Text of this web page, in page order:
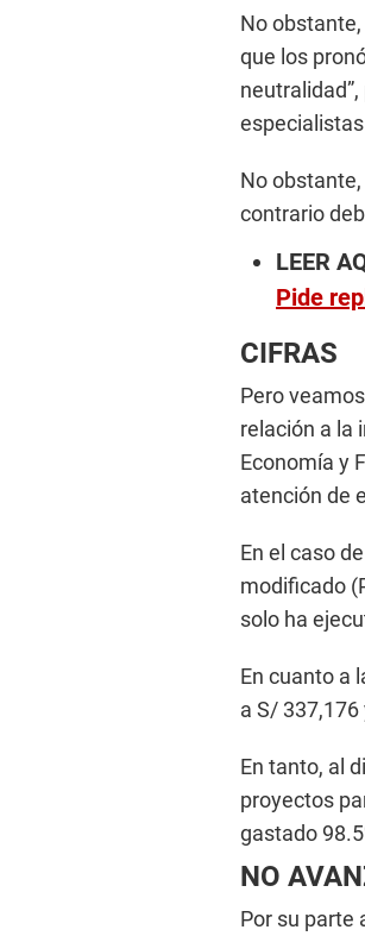
No
que los
No
contrario
LEER
Pide
CIFRAS
Pero
relación a la
Economía y
atención de
En el caso
modificado
solo ha
En cuanto a
a S/
En tanto, al
proyectos
gastado
NO
Por su parte